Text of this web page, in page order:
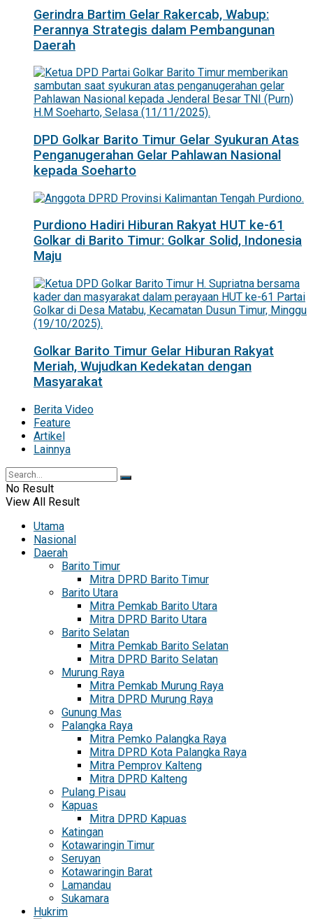
Gerindra Bartim Gelar Rakercab, Wabup:
Perannya Strategis dalam Pembangunan
Daerah
DPD Golkar Barito Timur Gelar Syukuran Atas
Penganugerahan Gelar Pahlawan Nasional
kepada Soeharto
Purdiono Hadiri Hiburan Rakyat HUT ke-61
Golkar di Barito Timur: Golkar Solid, Indonesia
Maju
Golkar Barito Timur Gelar Hiburan Rakyat
Meriah, Wujudkan Kedekatan dengan
Masyarakat
Berita Video
Feature
Artikel
Lainnya
No Result
View All Result
Utama
Nasional
Daerah
Barito Timur
Mitra DPRD Barito Timur
Barito Utara
Mitra Pemkab Barito Utara
Mitra DPRD Barito Utara
Barito Selatan
Mitra Pemkab Barito Selatan
Mitra DPRD Barito Selatan
Murung Raya
Mitra Pemkab Murung Raya
Mitra DPRD Murung Raya
Gunung Mas
Palangka Raya
Mitra Pemko Palangka Raya
Mitra DPRD Kota Palangka Raya
Mitra Pemprov Kalteng
Mitra DPRD Kalteng
Pulang Pisau
Kapuas
Mitra DPRD Kapuas
Katingan
Kotawaringin Timur
Seruyan
Kotawaringin Barat
Lamandau
Sukamara
Hukrim